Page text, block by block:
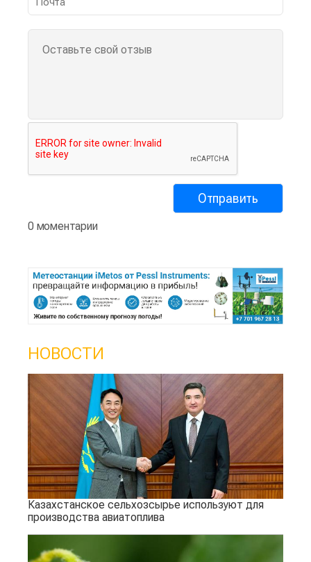
0 моментарии
НОВОСТИ
Казахстанское сельхозсырье используют для
производства авиатоплива